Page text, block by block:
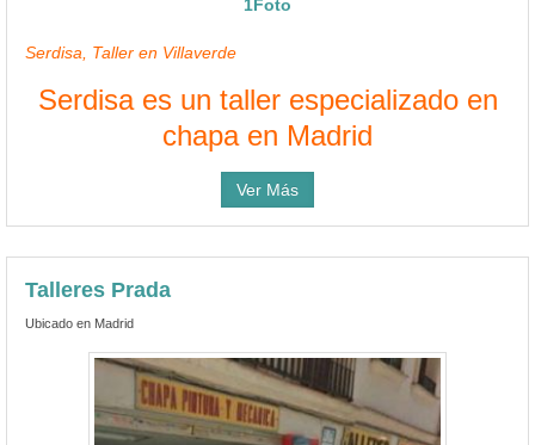
1Foto
Serdisa, Taller en Villaverde
Serdisa es un taller especializado en
chapa en Madrid
Ver Más
Talleres Prada
Ubicado en Madrid